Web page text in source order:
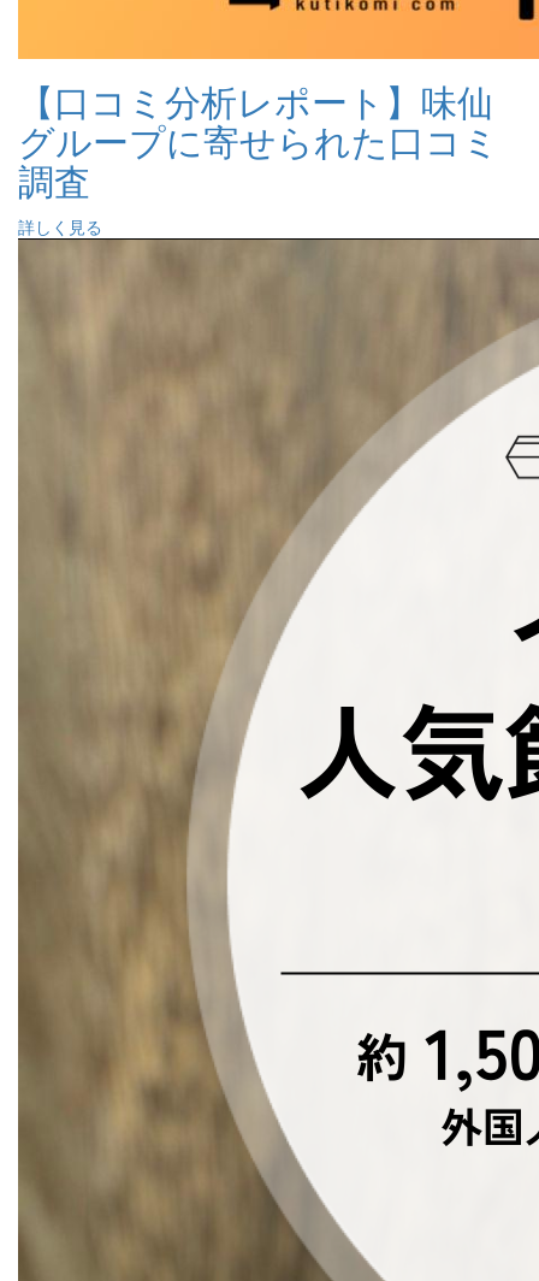
【口コミ分析レポート】味仙
グループに寄せられた口コミ
調査
詳しく見る